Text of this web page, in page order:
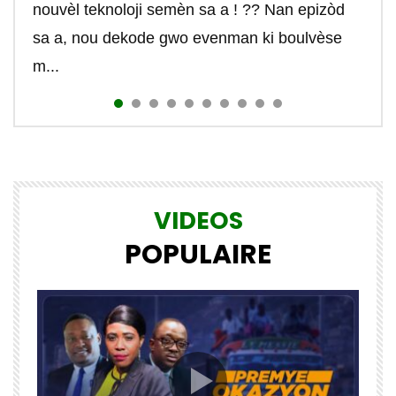
nouvèl teknoloji semèn sa a ! ?? Nan epizòd
sa a, nou dekode gwo evenman ki boulvèse
m...
nom...
contrôle...
#r...
#johnboisguene #tekte...
nouvelle vie dans laquelle ils peuvent choisir...
VIDEOS
POPULAIRE